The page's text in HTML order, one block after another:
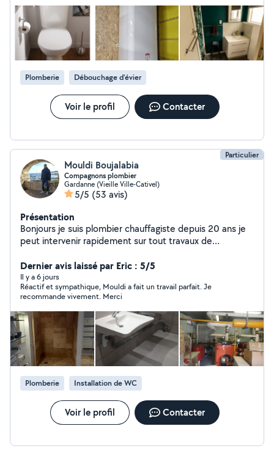
professionnalisme.
Plomberie Débouchage d'évier
Voir le profil Contacter
Particulier
Mouldi Boujalabia
Compagnons plombier
Gardanne (Vieille Ville-Cativel)
5/5 (53 avis)
Présentation
Bonjours je suis plombier chauffagiste depuis 20 ans je
peut intervenir rapidement sur tout travaux de
cordialement mouldi
Dernier avis laissé par Eric : 5/5
Il y a 6 jours
Réactif et sympathique, Mouldi a fait un travail parfait. Je
recommande vivement. Merci
Plomberie Installation de WC
Voir le profil Contacter